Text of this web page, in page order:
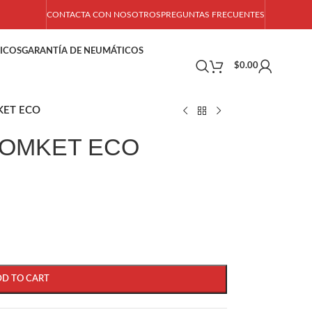
CONTACTA CON NOSOTROSPREGUNTAS FRECUENTES
GARANTÍA DE NEUMÁTICOS
$0.00
ECO
ECO
TO CART